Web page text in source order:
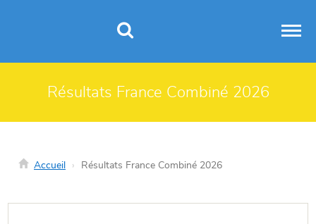
Résultats France Combiné 2026
Accueil Résultats France Combiné 2026